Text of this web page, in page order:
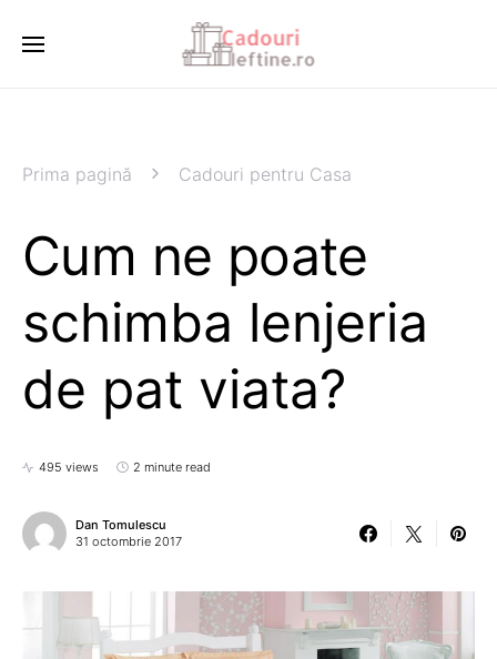
Prima pagină Cadouri pentru Casa
Cum ne poate
schimba lenjeria
de pat viata?
495 views 2 minute read
Dan Tomulescu
31 octombrie 2017